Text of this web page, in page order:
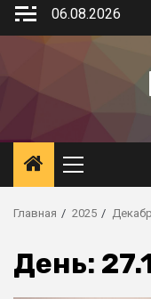
06.08.2026
Главная 2025
День: